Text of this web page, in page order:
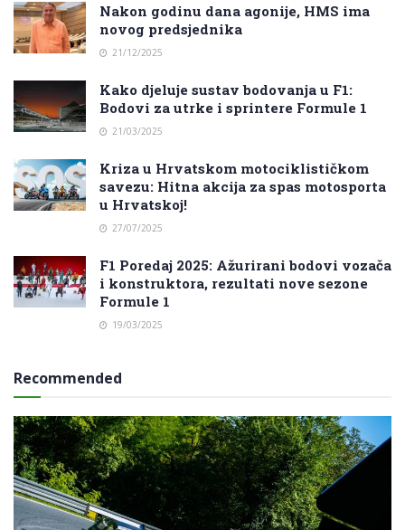
Nakon godinu dana agonije, HMS ima
novog predsjednika
21/12/2025
Kako djeluje sustav bodovanja u F1:
Bodovi za utrke i sprintere Formule 1
21/03/2025
Kriza u Hrvatskom motociklističkom
savezu: Hitna akcija za spas motosporta
u Hrvatskoj!
27/07/2025
F1 Poredaj 2025: Ažurirani bodovi vozača
i konstruktora, rezultati nove sezone
Formule 1
19/03/2025
Recommended